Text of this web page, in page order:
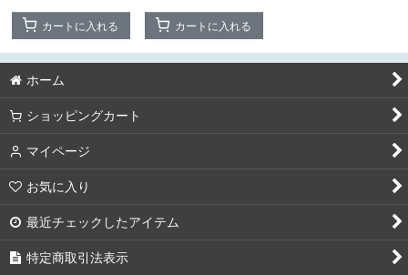
絞り込む
カートに入れる カートに入れる
ホーム
ショッピングカート
マイページ
お気に入り
最近チェックしたアイテム
特定商取引法表示